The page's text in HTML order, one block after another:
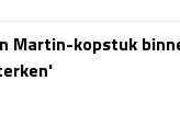
Martin-kopstuk